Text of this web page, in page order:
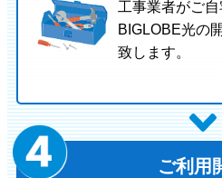
工事業者がご自
BIGLOBE光の
致します。
ご利用